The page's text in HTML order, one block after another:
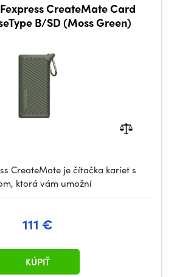
CreateMate Card
B/SD (Moss Green)
CreateMate je čítačka kariet s
ktorá vám umožní
111 €
KÚPIŤ